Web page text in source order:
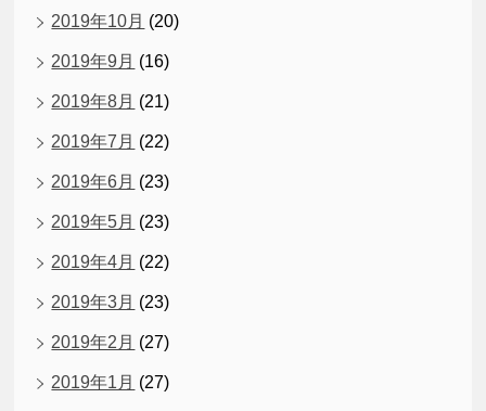
2019年10月 (20)
2019年9月 (16)
2019年8月 (21)
2019年7月 (22)
2019年6月 (23)
2019年5月 (23)
2019年4月 (22)
2019年3月 (23)
2019年2月 (27)
2019年1月 (27)